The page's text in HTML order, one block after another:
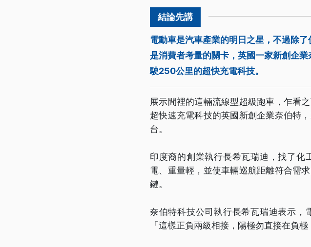
電動車是汽車產業的明日之星，不過除
是消費者考量的關卡，英國一家新創企
駛250公里的超快充電科技。
展示間裡的這輛流線型超級跑車，乍看
超快速充電科技的英國新創企業奈伯特
台。
印度裔的創業執行長希瓦瑞迪，找了化
電、重量輕，並使車輛巡航距離符合需
鍵。
奈伯特科技公司執行長希瓦瑞迪表示，
「這樣正負兩級相接，陽極勿直接在負